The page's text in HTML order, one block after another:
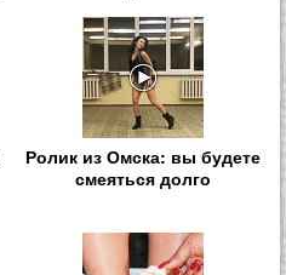
Ролик из Омска: вы будете
смеяться долго